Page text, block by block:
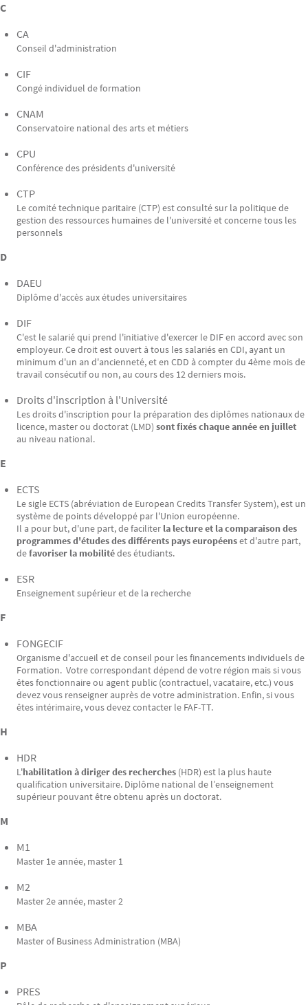
C
CA
Conseil d'administration
CIF
Congé individuel de formation
CNAM
Conservatoire national des arts et métiers
CPU
Conférence des présidents d'université
CTP
Le comité technique paritaire (CTP) est consulté sur la politique de
gestion des ressources humaines de l'université et concerne tous les
personnels
D
DAEU
Diplôme d'accès aux études universitaires
DIF
C'est le salarié qui prend l'initiative d'exercer le DIF en accord avec son
employeur. Ce droit est ouvert à tous les salariés en CDI, ayant un
minimum d'un an d'ancienneté, et en CDD à compter du 4ème mois de
travail consécutif ou non, au cours des 12 derniers mois.
Droits d'inscription à l'Université
Les droits d'inscription pour la préparation des diplômes nationaux de
licence, master ou doctorat (LMD) sont fixés chaque année en juillet
au niveau national.
E
ECTS
Le sigle ECTS (abréviation de European Credits Transfer System), est un
système de points développé par l'Union européenne.
Il a pour but, d'une part, de faciliter la lecture et la comparaison des
programmes d'études des différents pays européenset d'autre part,
defavoriser la mobilitédes étudiants.
ESR
Enseignement supérieur et de la recherche
F
FONGECIF
Organisme d'accueil et de conseil pour les financements individuels de
Formation. Votre correspondant dépend de votre région mais si vous
êtes fonctionnaire ou agent public (contractuel, vacataire, etc.) vous
devez vous renseigner auprès de votre administration. Enfin, si vous
êtes intérimaire, vous devez contacter le FAF-TT.
H
HDR
L'habilitation à diriger des recherches (HDR) est la plus haute
qualification universitaire. Diplôme national de l’enseignement
supérieur pouvant être obtenu après un doctorat.
M
M1
Master 1e année, master 1
M2
Master 2e année, master 2
MBA
Master of Business Administration (MBA)
P
PRES